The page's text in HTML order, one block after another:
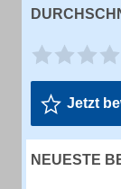
Jetzt
NEUESTE